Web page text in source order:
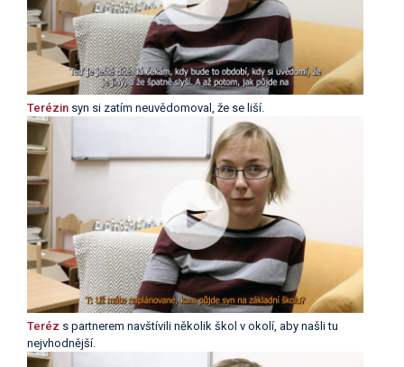
Terézin syn si zatím neuvědomoval, že se liší.
Teréz s partnerem navštívili několik škol v okolí, aby našli tu
nejvhodnější.